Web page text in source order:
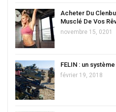
Acheter Du
Musclé De Vos
novembre 15, 0201
FELIN : un
février 19, 2018